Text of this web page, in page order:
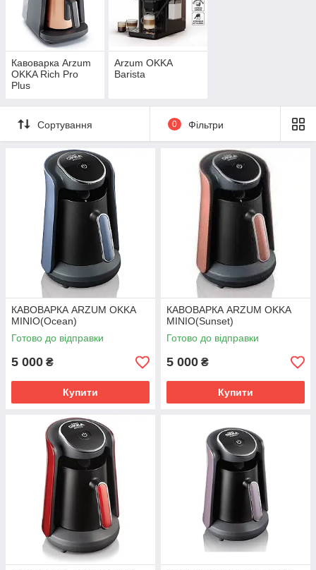
Кавоварка Arzum
OKKA Rich Pro
Plus
Arzum OKKA
Barista
Сортування 0 Фільтри
КАВОВАРКА ARZUM OKKA
MINIO(Ocean)
Готово до відправки
5 000 ₴
Купити
КАВОВАРКА ARZUM OKKA
MINIO(Sunset)
Готово до відправки
5 000 ₴
Купити